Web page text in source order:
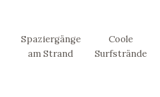
Spaziergänge
am Strand
Coole
Surfstrände